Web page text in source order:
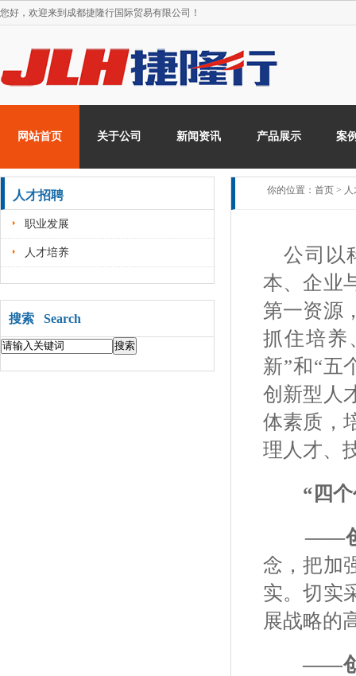
您好，欢迎来到 成都捷隆行国际贸易有限公司！
网站首页 关于公司 新闻资讯 产品展示 案
人才招聘
职业发展
人才培养
搜索 Search
你的位置： 首页 >
公司以
本、企业
第一资源
抓住培养
新”和“五
创新型人
体素质，
理人才、
“四
——
念，把加
实。切实
展战略的
——